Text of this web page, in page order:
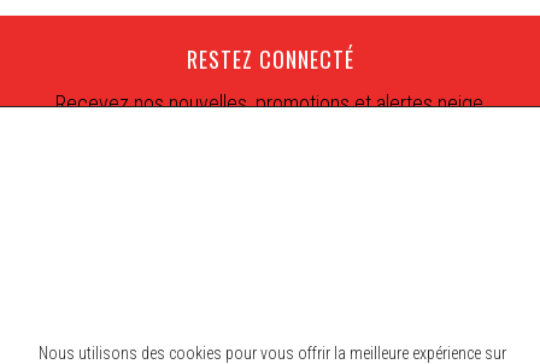
RESTEZ CONNECTÉ
Recevez nos nouvelles, promotions et alertes neige
Nous utilisons des cookies pour vous offrir la meilleure expérience sur